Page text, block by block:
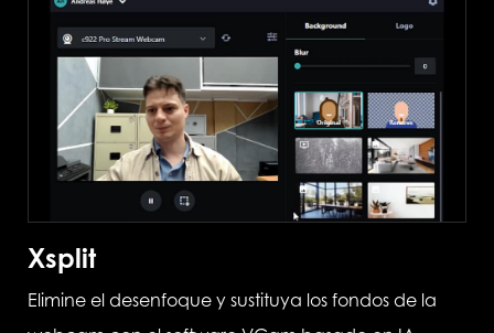
Xsplit
Elimine el desenfoque y sustituya los fondos de la